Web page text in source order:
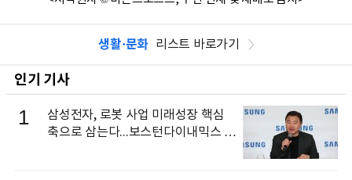
생활·문화 리스트 바로가기
인기 기사
1
삼성전자, 로봇 사업 미래성장 핵심
축으로 삼는다...보스턴다이내믹스 출